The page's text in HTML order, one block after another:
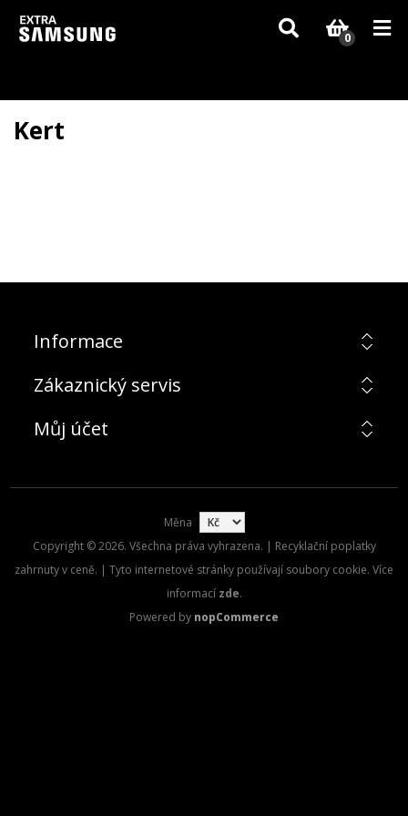
Vzhledem k aktuální situaci se může dodání dílů, které nejsou skladem,
zpozdit. Děkujeme za pochopení.
0
Kert
Informace
Zákaznický servis
Můj účet
Měna
Copyright © 2026. Všechna práva vyhrazena. | Recyklační poplatky
zahrnuty v ceně. | Tyto internetové stránky používají soubory cookie. Více
informací zde.
Powered by nopCommerce